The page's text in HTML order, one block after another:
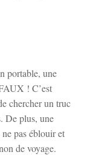
portable, une
! C’est
chercher un truc
De plus, une
pas éblouir et
de voyage.